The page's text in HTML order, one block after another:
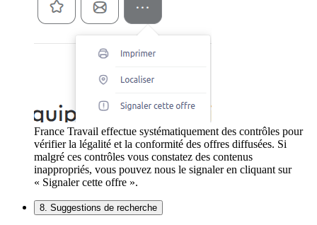
France Travail effectue systématiquement des contrôles pour
vérifier la légalité et la conformité des offres diffusées. Si
malgré ces contrôles vous constatez des contenus
inappropriés, vous pouvez nous le signaler en cliquant sur
« Signaler cette offre ».
8. Suggestions de recherche